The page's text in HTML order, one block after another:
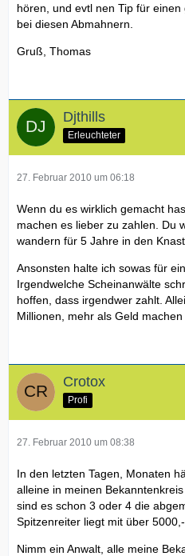
hören, und evtl nen Tip für
bei diesen Abmahnern.
Gruß, Thomas
Djthills
Erleuchteter
27. Februar 2010 um 06:18
Wenn du es wirklich gemacht
machen es lieber zu zahlen. Du
wandern für 5 Jahre in den Knast.
Ansonsten halte ich sowas für
Irgendwelche Scheinanwälte
hoffen, dass irgendwer zahlt.
Millionen, mehr als Geld machen
Crotox
Profi
27. Februar 2010 um 08:38
In den letzten Tagen, Monaten
alleine in meinen Bekanntenkreis
sind es schon 3 oder 4 die
Spitzenreiter liegt mit über
Nimm ein Anwalt, alle meine